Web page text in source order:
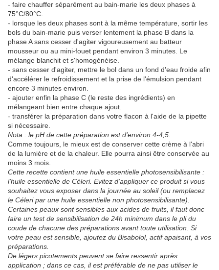
- faire chauffer séparément au bain-marie les deux phases à
75°C/80°C.
- lorsque les deux phases sont à la même température, sortir les
bols du bain-marie puis verser lentement la phase B dans la
phase A sans cesser d'agiter vigoureusement au batteur
mousseur ou au mini-fouet pendant environ 3 minutes. Le
mélange blanchit et s'homogénéise.
- sans cesser d'agiter, mettre le bol dans un fond d'eau froide afin
d'accélérer le refroidissement et la prise de l'émulsion pendant
encore 3 minutes environ.
- ajouter enfin la phase C (le reste des ingrédients) en
mélangeant bien entre chaque ajout.
- transférer la préparation dans votre flacon à l'aide de la pipette
si nécessaire.
Nota : le pH de cette préparation est d'environ 4-4,5.
Comme toujours, le mieux est de conserver cette crème à l'abri
de la lumière et de la chaleur. Elle pourra ainsi être conservée au
moins 3 mois.
Cette recette contient une huile essentielle photosensibilisante :
l'huile essentielle de Céleri. Evitez d'appliquer ce produit si vous
souhaitez vous exposer dans la journée au soleil (ou remplacez
le Céleri par une huile essentielle non photosensibilisante).
Certaines peaux sont sensibles aux acides de fruits, il faut donc
faire un test de sensibilisation de 24h minimum dans le pli du
coude de chacune des préparations avant toute utilisation. Si
votre peau est sensible, ajoutez du Bisabolol, actif apaisant, à vos
préparations.
De légers picotements peuvent se faire ressentir après
application ; dans ce cas, il est préférable de ne pas utiliser le